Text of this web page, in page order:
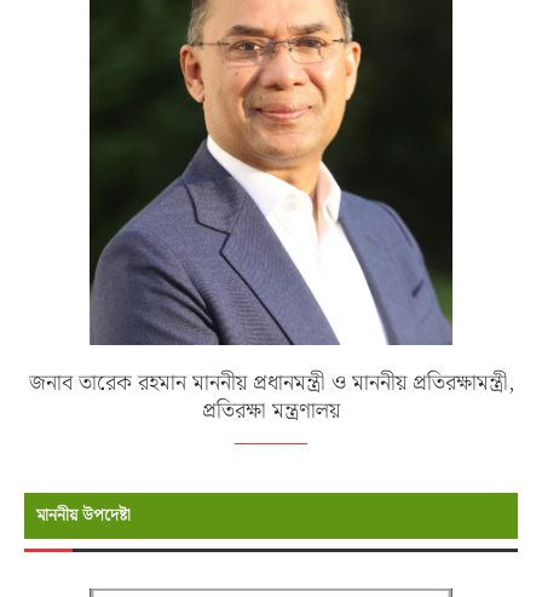
জনাব তারেক রহমান মাননীয় প্রধানমন্ত্রী ও মাননীয় প্রতিরক্ষামন্ত্রী,
প্রতিরক্ষা মন্ত্রণালয়
মাননীয় উপদেষ্টা